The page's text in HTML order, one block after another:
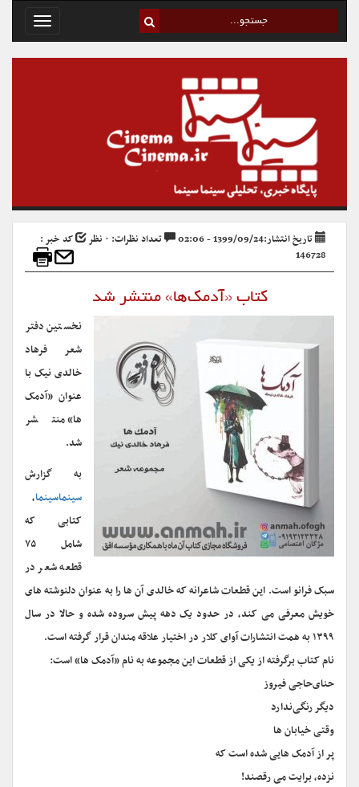
Toggle
تاریخ انتشار:1399/09/24 - 02:06 تعداد نظرات: ۰ نظر
کد خبر :
146728
کتاب «آدمک‌ها» منتشر شد
نخستین دفتر
شعر فرهاد
خالدی نیک با
عنوان «آدمک
ها» منتشر
شد.
به گزارش
سینماسینما،
کتابی که
شامل ۷۵
قطعه شعر در
سبک فرانو است. این قطعات شاعرانه که خالدی آن ها را به عنوان دلنوشته های
خویش معرفی می کند، در حدود یک دهه پیش سروده شده و حالا در سال
۱۳۹۹ به همت انتشارات آوای کلار در اختیار علاقه مندان قرار گرفته است.
نام کتاب برگرفته از یکی از قطعات این مجموعه به نام «آدمک ها» است:
حنای‌حاجی فیروز
دیگر رنگی‌ندارد
وقتی خیابان ها
پر از آدمک هایی شده است که
نزده، برایت می رقصند!